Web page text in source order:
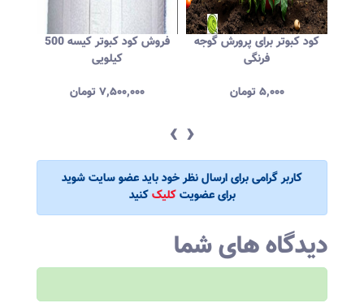
فروش کود کبوتر کیسه 500
کیلویی
۷,۵۰۰,۰۰۰تومان
کود کبوتر برای پرورش گوجه
فرنگی
۵,۰۰۰ تومان
‹ ›
کاربر گرامی برای ارسال نظر خود باید عضو سایت شوید
برای عضویتکلیککنید
دیدگاه های شما